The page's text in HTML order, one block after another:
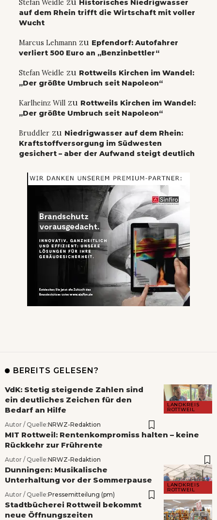
Stefan Weidle
Historisches Niedrigwasser
auf dem Rhein trifft die Wirtschaft mit voller
Wucht
Marcus Lehmann zu Epfendorf: Autofahrer
verliert 500 Euro an „Benzinbettler“
Stefan Weidle zu Rottweils Kirchen im Wandel:
„Der größte Umbruch seit Napoleon“
Karlheinz Will zu Rottweils Kirchen im Wandel:
„Der größte Umbruch seit Napoleon“
Bruddler zu Niedrigwasser auf dem Rhein:
Kraftstoffversorgung im Südwesten
gesichert – aber der Aufwand steigt deutlich
BEREITS GELESEN?
LANDKREIS
ROTTWEIL
VdK: Stetig steigende Zahlen sind
ein deutliches Zeichen für den
Bedarf an Hilfe
Autor / Quelle:NRWZ-Redaktion
MIT Rottweil: Rentenkompromiss halten – keine
Rückkehr zur Frührente
Autor / Quelle:NRWZ-Redaktion
LANDKREIS
ROTTWEIL
Dunningen: Musikalische
Unterhaltung vor der Sommerpause
Autor / Quelle:Pressemitteilung (pm)
Stadtbücherei Rottweil bekommt
neue Öffnungszeiten